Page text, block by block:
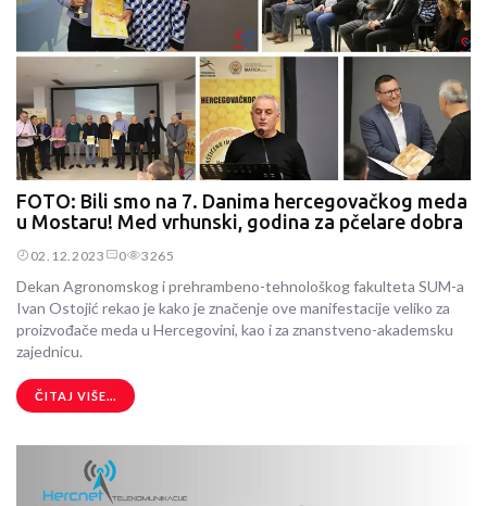
FOTO: Bili smo na 7. Danima hercegovačkog meda
u Mostaru! Med vrhunski, godina za pčelare dobra
02.12.2023 0 3265
Dekan Agronomskog i prehrambeno-tehnološkog fakulteta SUM-a
Ivan Ostojić rekao je kako je značenje ove manifestacije veliko za
proizvođače meda u Hercegovini, kao i za znanstveno-akademsku
zajednicu.
ČITAJ VIŠE...